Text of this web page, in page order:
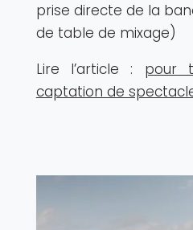
prise directe de la
de table de mixage)
Lire l’article : pour
captation de